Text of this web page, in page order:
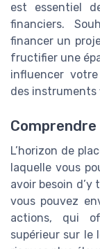
est essentiel
financiers.
financer un
fructifier une
influencer
des instruments
L’horizon de
laquelle vous
avoir besoin
vous pouvez
actions, qui
supérieur sur le